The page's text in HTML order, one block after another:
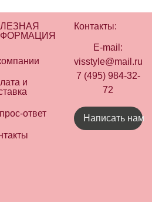
и
ответ
Контакты:
E-mail:
visstyle@mail.ru
7 (495) 984-32-
72
Написать нам